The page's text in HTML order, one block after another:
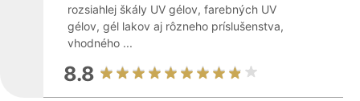
rozsiahlej škály UV gélov, farebných UV
gélov, gél lakov aj rôzneho príslušenstva,
vhodného ...
8.8